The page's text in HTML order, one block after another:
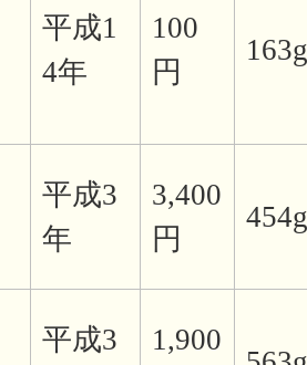
平成1
4年
100
円
163g
平成3
年
3,400
円
454g
平成3
1,900